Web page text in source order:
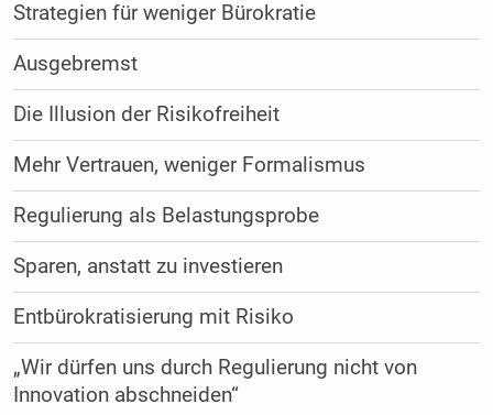
Strategien für weniger Bürokratie
Ausgebremst
Die Illusion der Risikofreiheit
Mehr Vertrauen, weniger Formalismus
Regulierung als Belastungsprobe
Sparen, anstatt zu investieren
Entbürokratisierung mit Risiko
„Wir dürfen uns durch Regulierung nicht von
Innovation abschneiden“